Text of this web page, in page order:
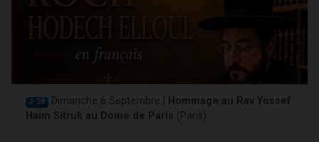
J-28 Dimanche 6 Septembre | Hommage au Rav Yossef
Haim Sitruk au Dome de Paris (Paris)